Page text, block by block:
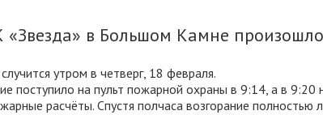
в Большом Камне
утром в четверг, 18 февраля.
поступило на пульт пожарной охраны в 9:14, а в 9:20
расчёты. Спустя полчаса возгорание полностью